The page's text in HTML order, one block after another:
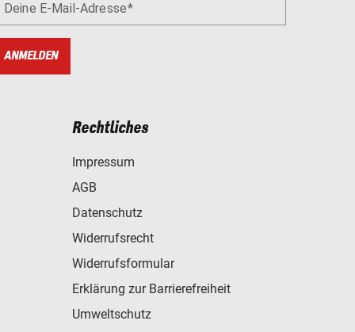
Deine E-Mail-Adresse
ANMELDEN
Rechtliches
Impressum
AGB
Datenschutz
Widerrufsrecht
Widerrufsformular
Erklärung zur Barrierefreiheit
Umweltschutz